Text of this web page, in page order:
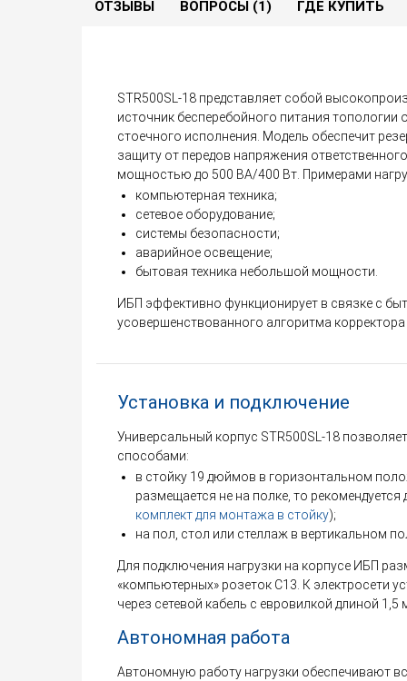
ОТЗЫВЫ ВОПРОСЫ (1) ГДЕ КУПИТЬ
STR500SL-18 представляет собой
источник бесперебойного питания топологии
стоечного исполнения. Модель обеспечит
защиту от передов напряжения
мощностью до 500 ВА/400 Вт. Примерами
компьютерная техника;
сетевое оборудование;
системы безопасности;
аварийное освещение;
бытовая техника небольшой мощности.
ИБП эффективно функционирует в связке с
усовершенствованного алгоритма
Установка и подключение
Универсальный корпус STR500SL-18
способами:
в стойку 19 дюймов в горизонтальном
размещается не на полке, то
комплект для монтажа в стойку);
на пол, стол или стеллаж в вертикальном
Для подключения нагрузки на корпусе ИБП
«компьютерных» розеток С13. К электросети
через сетевой кабель с евровилкой длиной 1,5
Автономная работа
Автономную работу нагрузки обеспечивают